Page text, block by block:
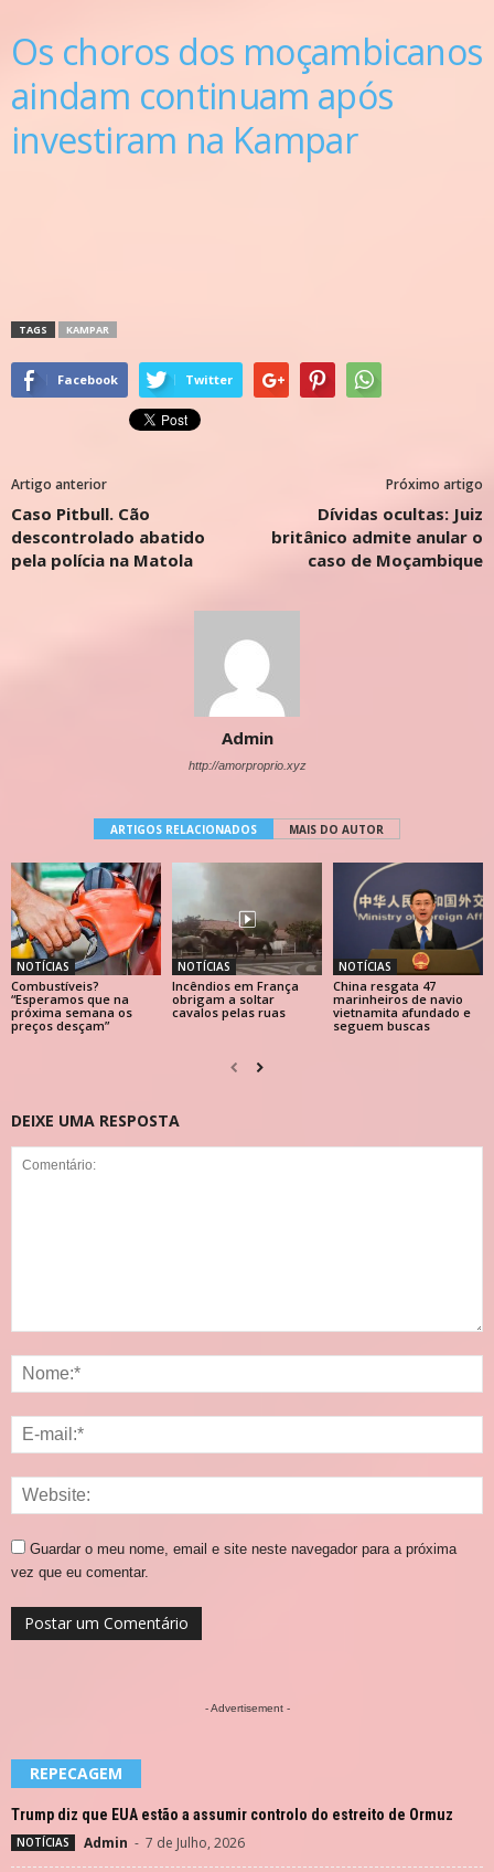
Os choros dos moçambicanos
aindam continuam após
investiram na Kampar
TAGS KAMPAR
Facebook Twitter
Artigo anterior
Caso Pitbull. Cão
descontrolado abatido
pela polícia na Matola
Próximo artigo
Dívidas ocultas: Juiz
britânico admite anular o
caso de Moçambique
Admin
http://amorproprio.xyz
ARTIGOS RELACIONADOS MAIS DO AUTOR
NOTÍCIAS
Combustíveis?
“Esperamos que na
próxima semana os
preços desçam”
NOTÍCIAS
Incêndios em França
obrigam a soltar
cavalos pelas ruas
NOTÍCIAS
China resgata 47
marinheiros de navio
vietnamita afundado e
seguem buscas
DEIXE UMA RESPOSTA
Guardar o meu nome, email e site neste navegador para a próxima
vez que eu comentar.
- Advertisement -
REPECAGEM
Trump diz que EUA estão a assumir controlo do estreito de Ormuz
NOTÍCIAS Admin - 7 de Julho, 2026